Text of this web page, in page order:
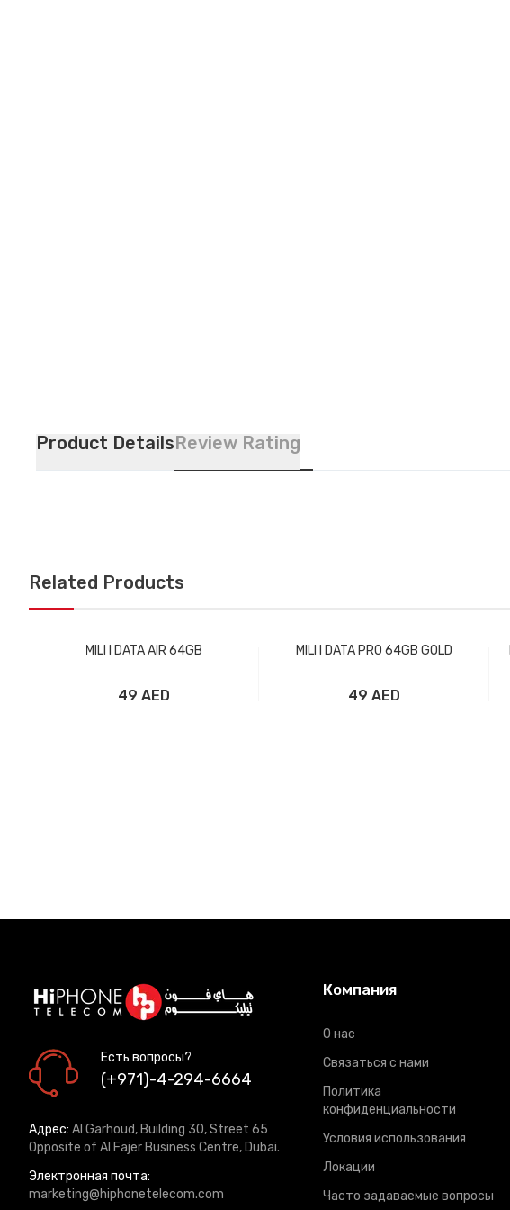
Product DetailsReview Rating
Related Products
MILI I DATA AIR 64GB
49 AED
MILI I DATA PRO 64GB GOLD
49 AED
Есть вопросы?
(+971)-4-294-6664
Адрес: Al Garhoud, Building 30, Street 65
Opposite of Al Fajer Business Centre, Dubai.
Электронная почта:
marketing@hiphonetelecom.com
Компания
О нас
Связаться с нами
Политика
конфиденциальности
Условия использования
Локации
Часто задаваемые вопросы